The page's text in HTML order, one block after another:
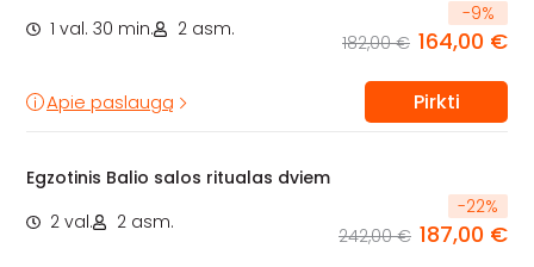
1 val. 30 min.
2 asm.
-9%
182,00 € 164,00 €
Apie paslaugą Pirkti
Egzotinis Balio salos ritualas dviem
2 val.
2 asm.
-22%
242,00 € 187,00 €